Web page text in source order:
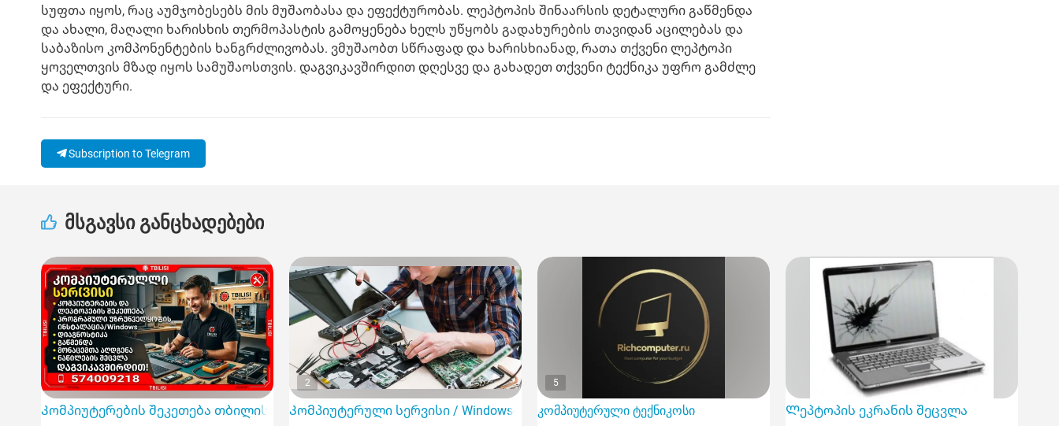
სუფთა იყოს, რაც აუმჯობესებს მის მუშაობასა და ეფექტურობას. ლეპტოპის შინაარსის დეტალური გაწმენდა
და ახალი, მაღალი ხარისხის თერმოპასტის გამოყენება ხელს უწყობს გადახურების თავიდან აცილებას და
საბაზისო კომპონენტების ხანგრძლივობას. ვმუშაობთ სწრაფად და ხარისხიანად, რათა თქვენი ლეპტოპი
ყოველთვის მზად იყოს სამუშაოსთვის. დაგვიკავშირდით დღესვე და გახადეთ თქვენი ტექნიკა უფრო გამძლე
და ეფექტური.
Subscription to Telegram
მსგავსი განცხადებები
Კომპიუტერების შეკეთება თბილისში | Windows-ის ინსტალაცია | ლეპტოპის სერვისი
2
Კომპიუტერული სერვისი / Windows-ის დაყენებ - თბილისი
5
კომპიუტერული ტექნიკოსი Ლეპტოპის ეკრანის შეცვლა